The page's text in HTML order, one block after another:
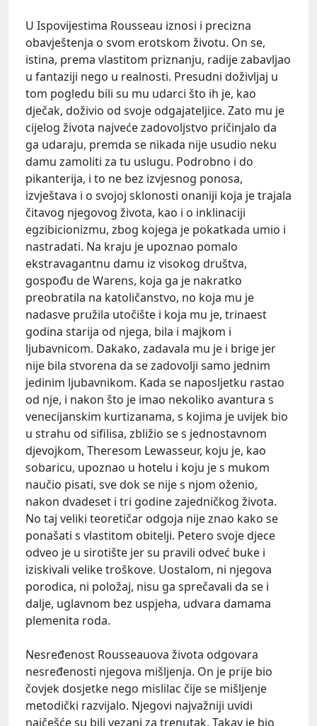
U Ispovijestima Rousseau iznosi i precizna
obavještenja o svom erotskom životu. On se,
istina, prema vlastitom priznanju, radije zabavljao
u fantaziji nego u realnosti. Presudni doživljaj u
tom pogledu bili su mu udarci što ih je, kao
dječak, doživio od svoje odgajateljice. Zato mu je
cijelog života najveće zadovoljstvo pričinjalo da
ga udaraju, premda se nikada nije usudio neku
damu zamoliti za tu uslugu. Podrobno i do
pikanterija, i to ne bez izvjesnog ponosa,
izvještava i o svojoj sklonosti onaniji koja je trajala
čitavog njegovog života, kao i o inklinaciji
egzibicionizmu, zbog kojega je pokatkada umio i
nastradati. Na kraju je upoznao pomalo
ekstravagantnu damu iz visokog društva,
gospođu de Warens, koja ga je nakratko
preobratila na katoličanstvo, no koja mu je
nadasve pružila utočište i koja mu je, trinaest
godina starija od njega, bila i majkom i
ljubavnicom. Dakako, zadavala mu je i brige jer
nije bila stvorena da se zadovolji samo jednim
jedinim ljubavnikom. Kada se naposljetku rastao
od nje, i nakon što je imao nekoliko avantura s
venecijanskim kurtizanama, s kojima je uvijek bio
u strahu od sifilisa, zbližio se s jednostavnom
djevojkom, Theresom Lewasseur, koju je, kao
sobaricu, upoznao u hotelu i koju je s mukom
naučio pisati, sve dok se nije s njom oženio,
nakon dvadeset i tri godine zajedničkog života.
No taj veliki teoretičar odgoja nije znao kako se
ponašati s vlastitom obitelji. Petero svoje djece
odveo je u sirotište jer su pravili odveć buke i
iziskivali velike troškove. Uostalom, ni njegova
porodica, ni položaj, nisu ga sprečavali da se i
dalje, uglavnom bez uspjeha, udvara damama
plemenita roda.
Nesređenost Rousseauova života odgovara
nesređenosti njegova mišljenja. On je prije bio
čovjek dosjetke nego mislilac čije se mišljenje
metodički razvijalo. Njegovi najvažniji uvidi
najčešće su bili vezani za trenutak. Takav je bio